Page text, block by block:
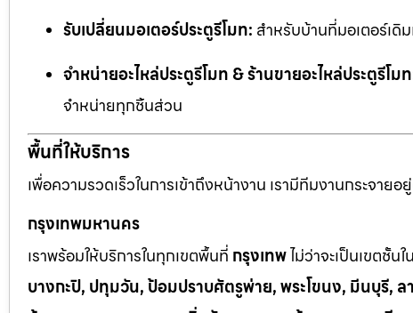
รับเปลี่ยนมอเตอร์ประตูรีโมท: สำหรับบ้านที่มอเตอร์เดิ
จำหน่ายอะไหล่ประตูรีโมท & ร้านขายอะไหล่ประตูรีโม
จำหน่ายทุกชิ้นส่วน
พื้นที่ให้บริการ
เพื่อความรวดเร็วในการเข้าถึงหน้างาน เรามีทีมงานกระจา
กรุงเทพมหานคร
เราพร้อมให้บริการในทุกเขตพื้นที่ กรุงเทพไม่ว่าจะเป็นเขตชั้
บางกะปิ, ปทุมวัน, ป้อมปราบศัตรูพ่าย, พระโขนง, มีนบุรี,